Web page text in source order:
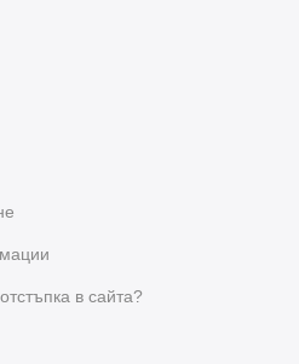
в сайта?